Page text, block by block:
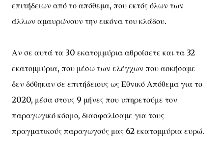
επιτήδειων από το απόθεμα, που εκτός όλων των
άλλων αμαυρώνουν την εικόνα του κλάδου.
Αν σε αυτά τα 30 εκατομμύρια αθροίσετε και τα 32
εκατομμύρια, που μέσω των ελέγχων που ασκήσαμε
δεν δόθηκαν σε επιτήδειους ως Εθνικό Απόθεμα για το
2020, μέσα στους 9 μήνες που υπηρετούμε τον
παραγωγικό κόσμο, διασφαλίσαμε για τους
πραγματικούς παραγωγούς μας 62 εκατομμύρια ευρώ.